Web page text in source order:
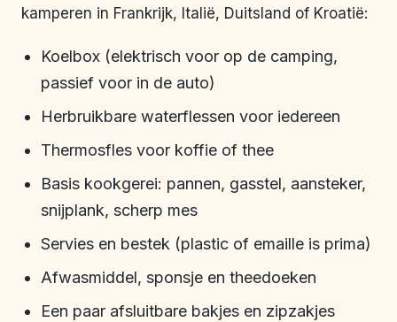
kamperen in Frankrijk, Italië, Duitsland of Kroatië:
Koelbox (elektrisch voor op de camping,
passief voor in de auto)
Herbruikbare waterflessen voor iedereen
Thermosfles voor koffie of thee
Basis kookgerei: pannen, gasstel, aansteker,
snijplank, scherp mes
Servies en bestek (plastic of emaille is prima)
Afwasmiddel, sponsje en theedoeken
Een paar afsluitbare bakjes en zipzakjes